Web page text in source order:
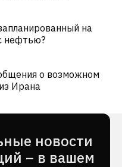
на
нефтью?
о возможном
Ирана
новости
– в вашем